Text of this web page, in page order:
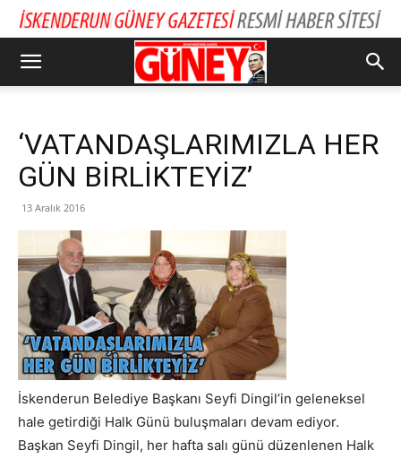
‘VATANDAŞLARIMIZLA HER
GÜN BİRLİKTEYİZ’
13 Aralık 2016
İskenderun Belediye Başkanı Seyfi Dingil’in geleneksel
hale getirdiği Halk Günü buluşmaları devam ediyor.
Başkan Seyfi Dingil, her hafta salı günü düzenlenen Halk